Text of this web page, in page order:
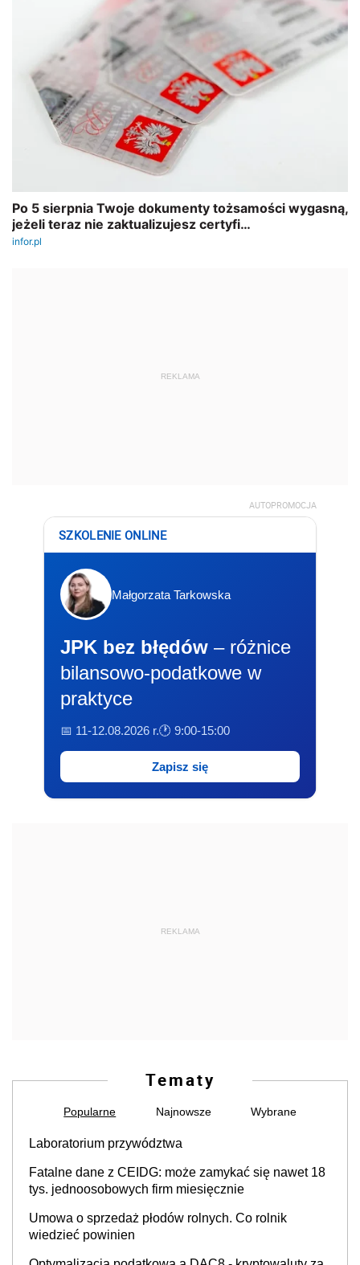
REKLAMA
AUTOPROMOCJA
SZKOLENIE ONLINE
Małgorzata Tarkowska
JPK bez błędów – różnice
bilansowo-podatkowe w
praktyce
📅 11-12.08.2026 r.🕐 9:00-15:00
Zapisz się
REKLAMA
Tematy
Popularne Najnowsze Wybrane
Laboratorium przywództwa
Fatalne dane z CEIDG: może zamykać się nawet 18
tys. jednoosobowych firm miesięcznie
Umowa o sprzedaż płodów rolnych. Co rolnik
wiedzieć powinien